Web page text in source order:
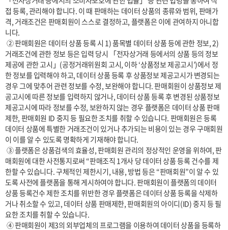
접 등록, 관리해야 합니다. 이 때 판매하는 데이터 상품의 종류와 범위, 판매가
격, 거래조건은 판매회원이 스스로 결정하고, 플랫폼은 이에 관여하지 아니합
니다.
거래조건에 관한 정보 등은 입력 당시 「전자상거래 등에서의 상품 등의 정보
제공에 관한 고시」(공정거래위원회 고시, 이하 ‘상품정보 제공고시’)에서 정
한 정보를 입력해야 하고, 데이터 상품 등록 후 상품정보 제공고시가 변경되는
경우 그에 맞추어 관련 정보를 수정, 보완해야 합니다. 판매회원이 상품정보 제
공고시에 따른 정보를 입력하지 않거나, 데이터 상품 등록 후 변경된 상품정보
제공고시에 따라 정보를 수정, 보완하지 않는 경우 플랫폼은 데이터 상품 판매
제한, 판매회원 ID 중지 등 필요한 조치를 취할 수 있습니다. 판매회원은 등록
데이터 상품에 특별한 거래조건이 있거나 추가되는 비용이 있는 경우 구매회원
이 이를 알 수 있도록 명확하게 기재해야 합니다.
매회원에 대한 사전통지로써 “판매조직 1개사 당 데이터 상품 등록 건수를 제
한할 수 있습니다. 구체적인 제한시기, 내용, 방법 등은 “판매회원”이 알 수 있
도록 사전에 플랫폼을 통해 게시하여야 합니다. 판매회원이 플랫폼의 데이터
상품 등록건수 제한 조치를 위반한 경우 플랫폼은 데이터 상품 등록을 삭제하
거나 취소할 수 있고, 데이터 상품 판매제한, 판매회원의 아이디(ID) 중지 등 필
요한 조치를 취할 수 있습니다.